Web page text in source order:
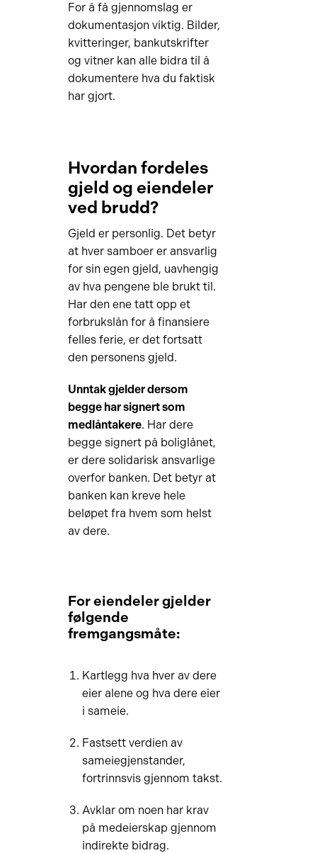
For å få gjennomslag er
dokumentasjon viktig. Bilder,
kvitteringer, bankutskrifter
og vitner kan alle bidra til å
dokumentere hva du faktisk
har gjort.
Hvordan fordeles
gjeld og eiendeler
ved brudd?
Gjeld er personlig. Det betyr
at hver samboer er ansvarlig
for sin egen gjeld, uavhengig
av hva pengene ble brukt til.
Har den ene tatt opp et
forbrukslån for å finansiere
felles ferie, er det fortsatt
den personens gjeld.
Unntak gjelder dersom
begge har signert som
medlåntakere. Har dere
begge signert på boliglånet,
er dere solidarisk ansvarlige
overfor banken. Det betyr at
banken kan kreve hele
beløpet fra hvem som helst
av dere.
For eiendeler gjelder
følgende
fremgangsmåte:
Kartlegg hva hver av dere
eier alene og hva dere eier
i sameie.
Fastsett verdien av
sameiegjenstander,
fortrinnsvis gjennom takst.
Avklar om noen har krav
på medeierskap gjennom
indirekte bidrag.